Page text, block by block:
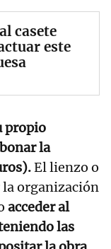
casete
este
propio
la
El lienzo o
la organización
acceder al
las